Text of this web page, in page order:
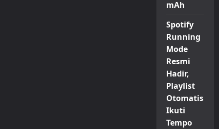
mAh
Spotify
Running
Mode
Resmi
Hadir,
Playlist
Otomatis
Ikuti
Tempo